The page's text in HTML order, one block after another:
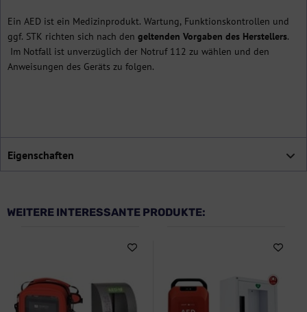
Ein AED ist ein Medizinprodukt. Wartung, Funktionskontrollen und
ggf. STK richten sich nach den geltenden Vorgaben des Herstellers.
Im Notfall ist unverzüglich der Notruf 112 zu wählen und den
Anweisungen des Geräts zu folgen.
Eigenschaften
WEITERE INTERESSANTE PRODUKTE: